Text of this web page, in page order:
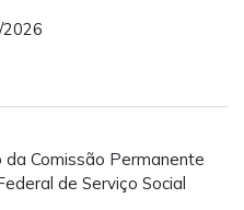
Comissão Permanente
de Serviço Social